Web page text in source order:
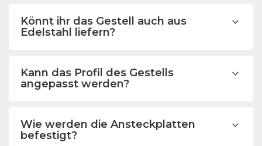
Könnt ihr das Gestell auch aus
Edelstahl liefern?
Kann das Profil des Gestells
angepasst werden?
Wie werden die Ansteckplatten
befestigt?